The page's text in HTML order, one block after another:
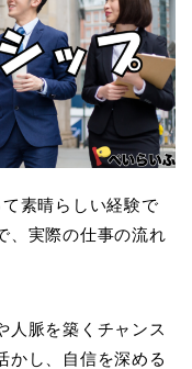
素晴らしい経験で
、実際の仕事の流れ
人脈を築くチャンス
かし、自信を深める